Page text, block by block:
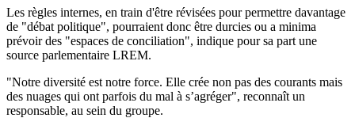
Les règles internes, en train d'être révisées pour permettre davantage
de "débat politique", pourraient donc être durcies ou a minima
prévoir des "espaces de conciliation", indique pour sa part une
source parlementaire LREM.
"Notre diversité est notre force. Elle crée non pas des courants mais
des nuages qui ont parfois du mal à s’agréger", reconnaît un
responsable, au sein du groupe.